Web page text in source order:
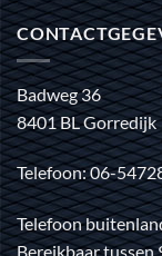
Badweg 36
8401 BL Gorredijk
Telefoon: 06-
Telefoon
Bereikbaar tussen